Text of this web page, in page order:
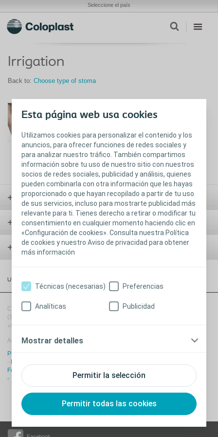
Esta página web usa cookies
Utilizamos cookies para personalizar el contenido y los
anuncios, para ofrecer funciones de redes sociales y
para analizar nuestro tráfico. También compartimos
información sobre tu uso de nuestro sitio con nuestros
socios de redes sociales, publicidad y análisis, quienes
pueden combinarla con otra información que les hayas
proporcionado o que hayan recopilado a partir de tu uso
de sus servicios, incluso para mostrarte publicidad más
relevante para ti. Tienes derecho a retirar o modificar tu
consentimiento en cualquier momento haciendo clic en
«Configuración de cookies». Consulta nuestra Política
de cookies y nuestro Aviso de privacidad para obtener
más información
Permitir la selección
Permitir todas las cookies
Técnicas (necesarias) Preferencias
Analíticas Publicidad
Mostrar detalles
Seleccione el país
Irrigation
Back to: Choose type of stoma
Irrigation
Ostomía
Incontinencia
Heridas
Urologia
Coloplast Argentina -Bouchard 547 Piso 8-Buenos Aires
(1106)
+54 11 39 85 59 00
Asesoramiento gratuito y personalizado 0800 777 7008
Productos Coloplast - instrucciones de uso
- Declaraciones de conformidad de la UE
Folleto de información al paciente
Ajustes Cookies
-
Accesibilidad